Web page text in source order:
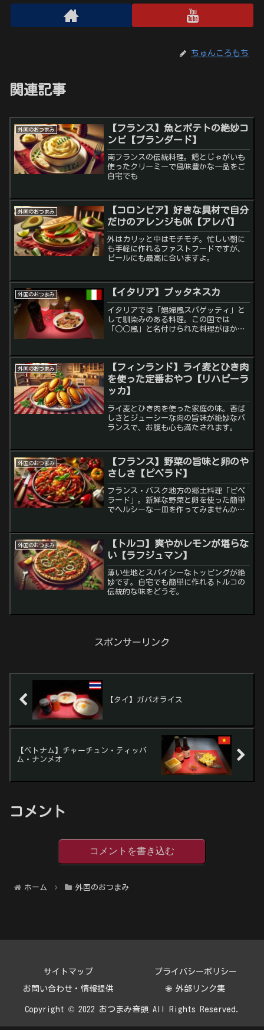
ちゅんころもち
関連記事
外国のおつまみ
【フランス】魚とポテトの絶妙コ
ンビ【ブランダード】
南フランスの伝統料理。鱈とじゃがいも
使ったクリーミーで風味豊かな一品をご
自宅でも
外国のおつまみ
【コロンビア】好きな具材で自分
だけのアレンジもOK【アレパ】
外はカリッと中はモチモチ。忙しい朝に
も手軽に作れるファストフードですが、
ビールにも最高に合いますよ。
外国のおつまみ 【イタリア】プッタネスカ
イタリアでは「娼婦風スパゲッティ」と
して馴染みのある料理。この国では
「○○風」と名付けられた料理がほかに
外国のおつまみ
【フィンランド】ライ麦とひき肉
を使った定番おやつ【リハピーラ
ッカ】
ライ麦とひき肉を使った家庭の味。香ば
しさとジューシーな肉の旨味が絶妙なバ
ランスで、お腹も心も満たされます。
外国のおつまみ
【フランス】野菜の旨味と卵のや
さしさ【ピペラド】
フランス・バスク地方の郷土料理「ピペ
ラード」。新鮮な野菜と卵を使った簡単
でヘルシーな一皿を作ってみませんか？
外国のおつまみ
【トルコ】爽やかレモンが堪らな
い【ラフジュマン】
薄い生地とスパイシーなトッピングが絶
妙です。自宅でも簡単に作れるトルコの
伝統的な味をどうぞ。
スポンサーリンク
【タイ】ガパオライス
【ベトナム】チャーチュン・ティッバ
ム・ナンメオ
コメント
コメントを書き込む
ホーム 外国のおつまみ
サイトマップ プライバシーポリシー
お問い合わせ・情報提供 🌐 外部リンク集
Copyright © 2022 おつまみ音頭 All Rights Reserved.